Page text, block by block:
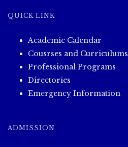
QUICK LINK
Academic Calendar
Cousrses and Curriculums
Professional Programs
Directories
Emergency Information
ADMISSION